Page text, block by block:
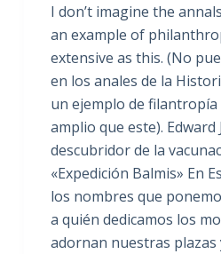
I don’t imagine the
an example of
extensive as this. (No
en los anales de la
un ejemplo de filantropía
amplio que este). Edward
descubridor de la
«Expedición Balmis» En
los nombres que
a quién dedicamos los
adornan nuestras plazas